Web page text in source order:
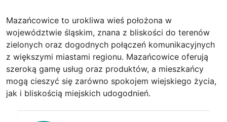
Mazańcowice to urokliwa wieś położona w
województwie śląskim, znana z bliskości do terenów
zielonych oraz dogodnych połączeń komunikacyjnych
z większymi miastami regionu. Mazańcowice oferują
szeroką gamę usług oraz produktów, a mieszkańcy
mogą cieszyć się zarówno spokojem wiejskiego życia,
jak i bliskością miejskich udogodnień.